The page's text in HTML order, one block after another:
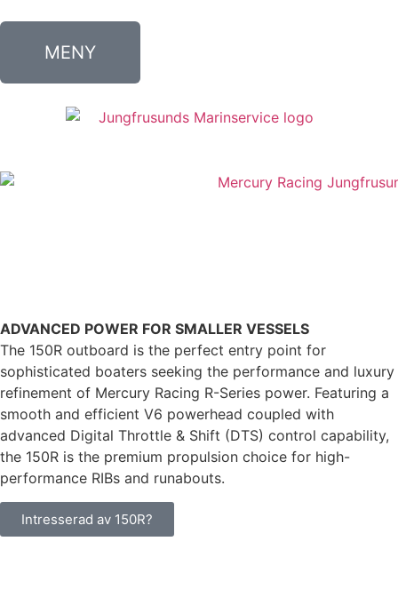
MENY
ADVANCED POWER FOR SMALLER VESSELS
The 150R outboard is the perfect entry point for
sophisticated boaters seeking the performance and luxury
refinement of Mercury Racing R-Series power. Featuring a
smooth and efficient V6 powerhead coupled with
advanced Digital Throttle & Shift (DTS) control capability,
the 150R is the premium propulsion choice for high-
performance RIBs and runabouts.
Intresserad av 150R?